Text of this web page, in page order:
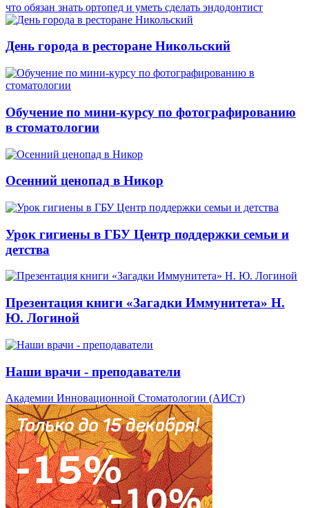
что обязан знать ортопед и уметь сделать эндодонтист
День города в ресторане Никольский
Обучение по мини-курсу по фотографированию
в стоматологии
Осенний ценопад в Никор
Урок гигиены в ГБУ Центр поддержки семьи и
детства
Презентация книги «Загадки Иммунитета» Н.
Ю. Логиной
Наши врачи - преподаватели
Академии Инновационной Стоматологии (АИСт)